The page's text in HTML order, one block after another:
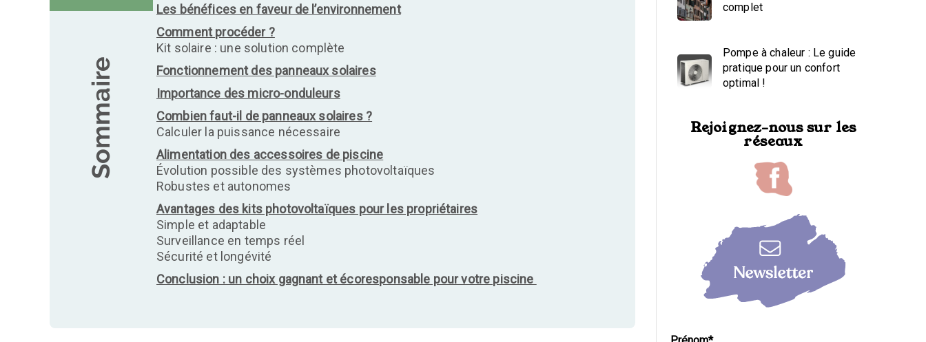
Sommaire
Les bénéfices en faveur de l’environnement
Comment procéder ?
Kit solaire : une solution complète
Fonctionnement des panneaux solaires
Importance des micro-onduleurs
Combien faut-il de panneaux solaires ?
Calculer la puissance nécessaire
Alimentation des accessoires de piscine
Évolution possible des systèmes photovoltaïques
Robustes et autonomes
Avantages des kits photovoltaïques pour les propriétaires
Simple et adaptable
Surveillance en temps réel
Sécurité et longévité
Conclusion : un choix gagnant et écoresponsable pour votre piscine
complet
Pompe à chaleur : Le guide
pratique pour un confort
optimal !
Rejoignez-nous sur les
réseaux